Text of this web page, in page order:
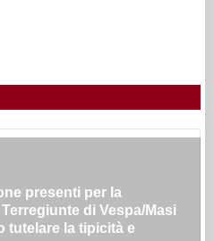
presenti per la
di Vespa/Masi
tutelare la tipicità e